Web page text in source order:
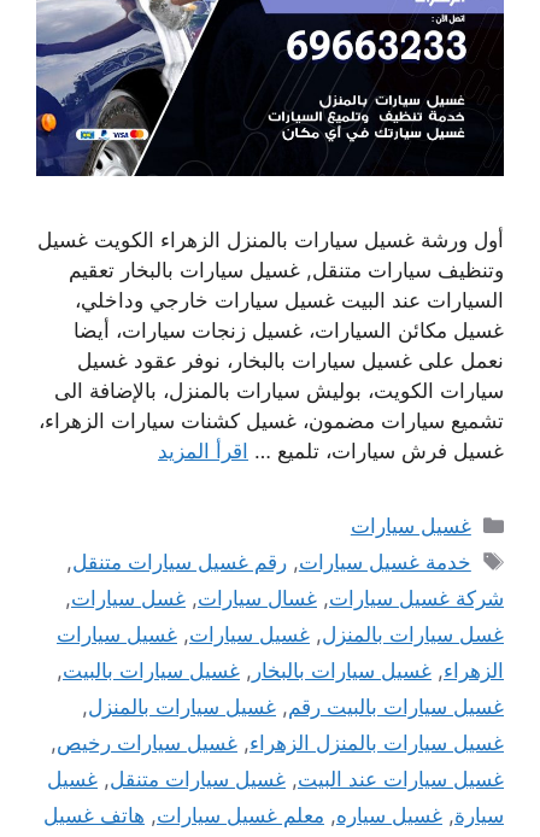
أول ورشة غسيل سيارات بالمنزل الزهراء الكويت غسيل
وتنظيف سيارات متنقل, غسيل سيارات بالبخار تعقيم
السيارات عند البيت غسيل سيارات خارجي وداخلي،
غسيل مكائن السيارات، غسيل زنجات سيارات، أيضا
نعمل على غسيل سيارات بالبخار، نوفر عقود غسيل
سيارات الكويت، بوليش سيارات بالمنزل، بالإضافة الى
تشميع سيارات مضمون، غسيل كشنات سيارات الزهراء،
غسيل فرش سيارات، تلميع … اقرأ المزيد
التصنيفات
غسيل سيارات
الوسوم
خدمة غسيل سيارات,رقم غسيل سيارات متنقل,
شركة غسيل سيارات, غسال سيارات, غسل سيارات,
غسل سيارات بالمنزل, غسيل سيارات, غسيل سيارات
الزهراء, غسيل سيارات بالبخار , غسيل سيارات بالبيت,
غسيل سيارات بالبيت رقم, غسيل سيارات بالمنزل,
غسيل سيارات بالمنزل الزهراء, غسيل سيارات رخيص,
غسيل سيارات عند البيت, غسيل سيارات متنقل, غسيل
سيارة, غسيل سياره, معلم غسيل سيارات, هاتف غسيل